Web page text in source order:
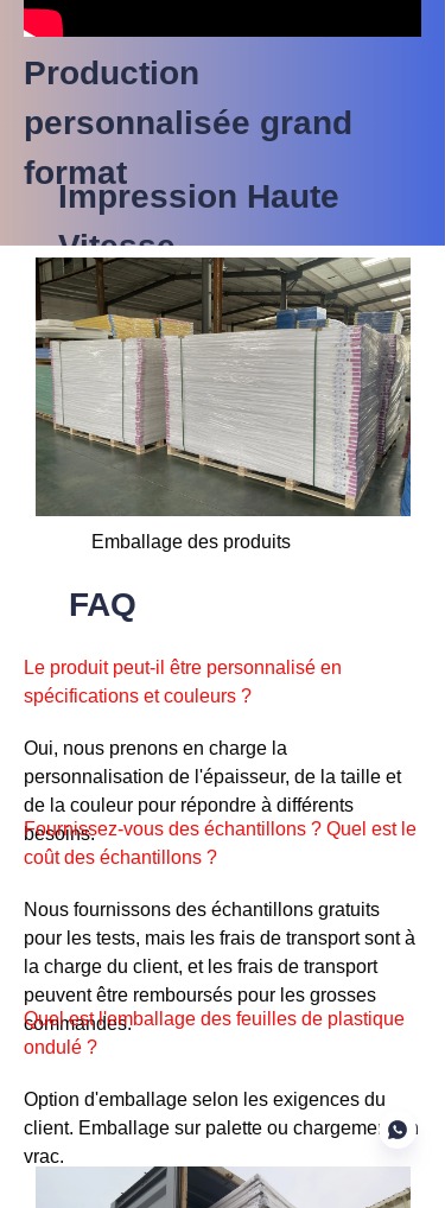
Impression Haute
Vitesse
Production
personnalisée grand
format
FAQ
Le produit peut-il être personnalisé en
spécifications et couleurs ?
Oui, nous prenons en charge la
personnalisation de l'épaisseur, de la taille et
de la couleur pour répondre à différents
besoins.
Fournissez-vous des échantillons ? Quel est le
coût des échantillons ?
Nous fournissons des échantillons gratuits
pour les tests, mais les frais de transport sont à
la charge du client, et les frais de transport
peuvent être remboursés pour les grosses
commandes.
Quel est l'emballage des feuilles de plastique
ondulé ?
Option d'emballage selon les exigences du
client. Emballage sur palette ou chargement en
vrac.
Emballage des produits